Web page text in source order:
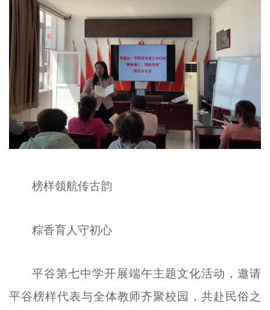
榜样领航传古韵
粽香育人守初心
平谷第七中学开展端午主题文化活动，邀请
平谷榜样代表与全体教师齐聚校园，共赴民俗之